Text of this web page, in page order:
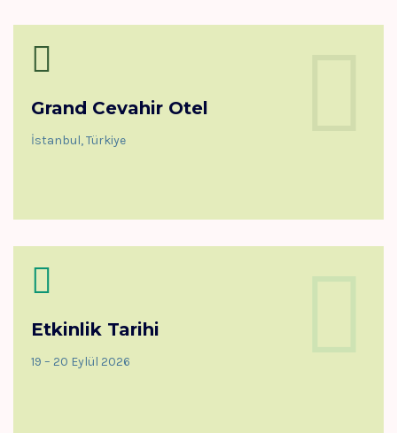
Grand Cevahir Otel
İstanbul, Türkiye
Etkinlik Tarihi
19 – 20 Eylül 2026